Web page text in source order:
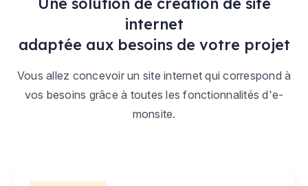
internet
adaptée aux besoins de votre projet
Vous allez concevoir un site internet qui correspond à
vos besoins grâce à toutes les fonctionnalités d'e-
monsite.